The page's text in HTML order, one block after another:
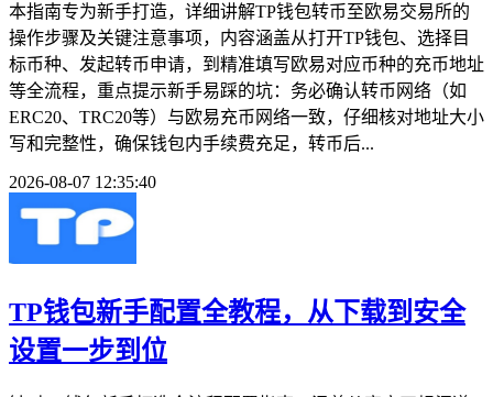
本指南专为新手打造，详细讲解TP钱包转币至欧易交易所的
操作步骤及关键注意事项，内容涵盖从打开TP钱包、选择目
标币种、发起转币申请，到精准填写欧易对应币种的充币地址
等全流程，重点提示新手易踩的坑：务必确认转币网络（如
ERC20、TRC20等）与欧易充币网络一致，仔细核对地址大小
写和完整性，确保钱包内手续费充足，转币后...
2026-08-07 12:35:40
TP钱包新手配置全教程，从下载到安全
设置一步到位